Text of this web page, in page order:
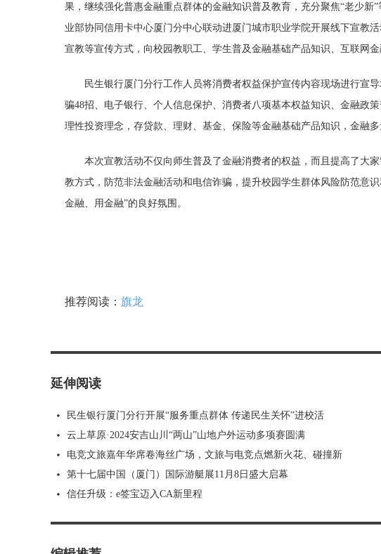
果，继续强化普惠金融重点群体的金融知识普及教育，充分聚焦“老少新
业部协同信用卡中心厦门分中心联动进厦门城市职业学院开展线下宣教
宣教等宣传方式，向校园教职工、学生普及金融基础产品知识、互联网金
民生银行厦门分行工作人员将消费者权益保护宣传内容现场进行宣
骗48招、电子银行、个人信息保护、消费者八项基本权益知识、金融政
理性投资理念，存贷款、理财、基金、保险等金融基础产品知识，金融
本次宣教活动不仅向师生普及了金融消费者的权益，而且提高了大
教方式，防范非法金融活动和电信诈骗，提升校园学生群体风险防范意
金融、用金融”的良好氛围。
推荐阅读： 旗龙
延伸阅读
民生银行厦门分行开展“服务重点群体 传递民生关怀”进校活
云上草原·2024安吉山川“两山”山地户外运动多项赛圆满
电竞文旅嘉年华席卷海丝广场，文旅与电竞点燃新火花、碰撞新
第十七届中国（厦门）国际游艇展11月8日盛大启幕
信任升级：e签宝迈入CA新里程